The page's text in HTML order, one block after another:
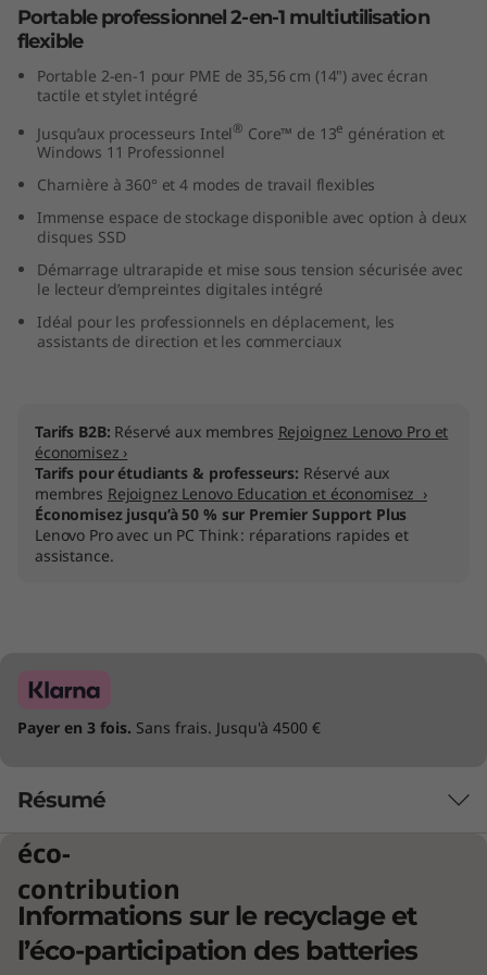
1
4
n
e
Portable professionnel 2-en-1 multiutilisation
flexible
Portable 2-en-1 pour PME de 35,56 cm (14") avec écran
tactile et stylet intégré
Jusqu’aux processeurs Intel® Core™ de 13e génération et
Windows 11 Professionnel
Charnière à 360° et 4 modes de travail flexibles
Immense espace de stockage disponible avec option à deux
disques SSD
Démarrage ultrarapide et mise sous tension sécurisée avec
le lecteur d’empreintes digitales intégré
Idéal pour les professionnels en déplacement, les
assistants de direction et les commerciaux
Tarifs B2B: Réservé aux membres Rejoignez Lenovo Pro et
économisez ›
Tarifs pour étudiants & professeurs: Réservé aux
membres Rejoignez Lenovo Education et économisez ›
Économisez jusqu’à 50 % sur Premier Support Plus
Lenovo Pro avec un PC Think : réparations rapides et
assistance.
Payer en 3 fois. Sans frais. Jusqu'à 4500 €
Résumé
Le portable 2-en-1 ThinkBook 14s Yoga Gen 3
est équipé de processeurs Intel ®Core™ de
éco-
contribution
Informations sur le recyclage et
l’éco-participation des batteries